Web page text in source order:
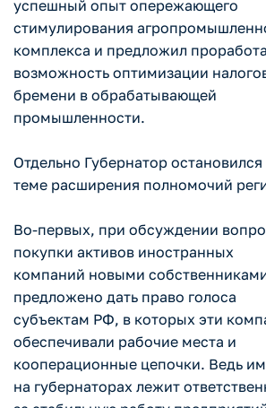
успешный опыт опережающего
стимулирования
комплекса и предложил
возможность оптимизации
бремени в обрабатывающей
промышленности.
Отдельно Губернатор остановился
теме расширения полномочий
Во-первых, при обсуждении
покупки активов иностранных
компаний новыми
предложено дать право голоса
субъектам РФ, в которых эти
обеспечивали рабочие места и
кооперационные цепочки. Ведь
на губернаторах лежит